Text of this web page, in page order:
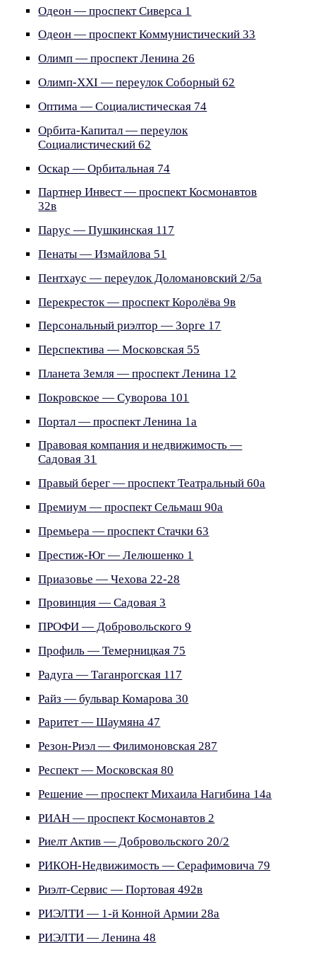
Одеон — проспект Сиверса 1
Одеон — проспект Коммунистический 33
Олимп — проспект Ленина 26
Олимп-XXI — переулок Соборный 62
Оптима — Социалистическая 74
Орбита-Капитал — переулок
Социалистический 62
Оскар — Орбитальная 74
Партнер Инвест — проспект Космонавтов
32в
Парус — Пушкинская 117
Пенаты — Измайлова 51
Пентхаус — переулок Доломановский 2/5а
Перекресток — проспект Королёва 9в
Персональный риэлтор — Зорге 17
Перспектива — Московская 55
Планета Земля — проспект Ленина 12
Покровское — Суворова 101
Портал — проспект Ленина 1а
Правовая компания и недвижимость —
Садовая 31
Правый берег — проспект Театральный 60а
Премиум — проспект Сельмаш 90а
Премьера — проспект Стачки 63
Престиж-Юг — Лелюшенко 1
Приазовье — Чехова 22-28
Провинция — Садовая 3
ПРОФИ — Добровольского 9
Профиль — Темерницкая 75
Радуга — Таганрогская 117
Райз — бульвар Комарова 30
Раритет — Шаумяна 47
Резон-Риэл — Филимоновская 287
Респект — Московская 80
Решение — проспект Михаила Нагибина 14а
РИАН — проспект Космонавтов 2
Риелт Актив — Добровольского 20/2
РИКОН-Недвижимость — Серафимовича 79
Риэлт-Сервис — Портовая 492в
РИЭЛТИ — 1-й Конной Армии 28а
РИЭЛТИ — Ленина 48